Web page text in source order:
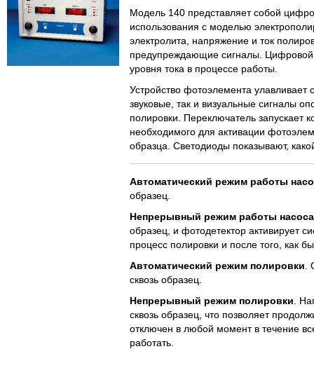
Модель 140 представляет собой
использования с моделью
электролита, напряжение и ток
предупреждающие сигналы. Цифровой
уровня тока в процессе работы.
Устройство фотоэлемента улавливает
звуковые, так и визуальные сигналы
полировки. Переключатель запускает
необходимого для активации
образца. Светодиоды показывают,
Автоматический режим работы
образец.
Непрерывный режим работы насоса
образец, и фотодетектор активирует
процесс полировки и после того, как
Автоматический режим полировки
сквозь образец.
Непрерывный режим полировки .
сквозь образец, что позволяет
отключен в любой момент в течение
работать.